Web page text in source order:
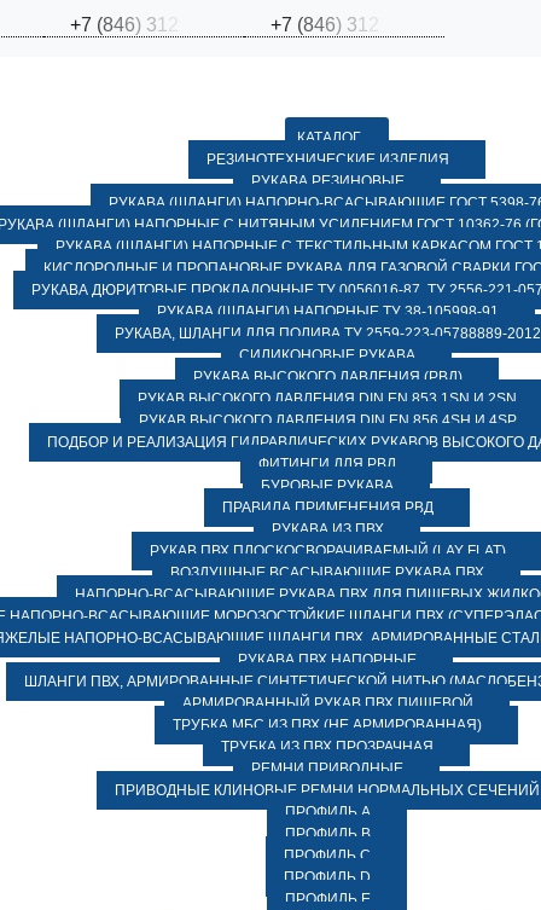
+7 (846) 31 +7 (846) 31
КАТАЛОГ
РЕЗИНОТЕХНИЧЕСКИЕ ИЗДЕЛИЯ
РУКАВА РЕЗИНОВЫЕ
РУКАВА (ШЛАНГИ) НАПОРНО-ВСАСЫВАЮЩИЕ ГОСТ 5398-
(ШЛАНГИ) НАПОРНЫЕ С НИТЯНЫМ УСИЛЕНИЕМ ГОСТ 10362-76
РУКАВА (ШЛАНГИ) НАПОРНЫЕ С ТЕКСТИЛЬНЫМ КАРКАСОМ ГОСТ
КИСЛОРОДНЫЕ И ПРОПАНОВЫЕ РУКАВА ДЛЯ ГАЗОВОЙ СВАРКИ
РУКАВА ДЮРИТОВЫЕ ПРОКЛАДОЧНЫЕ ТУ 0056016-87, ТУ 2556-221-
РУКАВА (ШЛАНГИ) НАПОРНЫЕ ТУ 38-105998-91
РУКАВА, ШЛАНГИ ДЛЯ ПОЛИВА ТУ 2559-223-05788889-2012
СИЛИКОНОВЫЕ РУКАВА
РУКАВА ВЫСОКОГО ДАВЛЕНИЯ (РВД)
РУКАВ ВЫСОКОГО ДАВЛЕНИЯ DIN EN 853 1SN И 2SN
РУКАВ ВЫСОКОГО ДАВЛЕНИЯ DIN EN 856 4SH И 4SP
ПОДБОР И РЕАЛИЗАЦИЯ ГИДРАВЛИЧЕСКИХ РУКАВОВ ВЫСОКОГО
ФИТИНГИ ДЛЯ РВД
БУРОВЫЕ РУКАВА
ПРАВИЛА ПРИМЕНЕНИЯ РВД
РУКАВА ИЗ ПВХ
РУКАВ ПВХ ПЛОСКОСВОРАЧИВАЕМЫЙ (LAY FLAT)
ВОЗДУШНЫЕ ВСАСЫВАЮЩИЕ РУКАВА ПВХ
НАПОРНО-ВСАСЫВАЮЩИЕ РУКАВА ПВХ ДЛЯ ПИЩЕВЫХ
НАПОРНО-ВСАСЫВАЮЩИЕ МОРОЗОСТОЙКИЕ ШЛАНГИ ПВХ
НАПОРНО-ВСАСЫВАЮЩИЕ ШЛАНГИ ПВХ, АРМИРОВАННЫЕ
РУКАВА ПВХ НАПОРНЫЕ
ШЛАНГИ ПВХ, АРМИРОВАННЫЕ СИНТЕТИЧЕСКОЙ НИТЬЮ
АРМИРОВАННЫЙ РУКАВ ПВХ ПИЩЕВОЙ
ТРУБКА МБС ИЗ ПВХ (НЕ АРМИРОВАННАЯ)
ТРУБКА ИЗ ПВХ ПРОЗРАЧНАЯ
РЕМНИ ПРИВОДНЫЕ
ПРИВОДНЫЕ КЛИНОВЫЕ РЕМНИ НОРМАЛЬНЫХ СЕЧЕНИЙ
ПРОФИЛЬ A
ПРОФИЛЬ B
ПРОФИЛЬ C
ПРОФИЛЬ D
ПРОФИЛЬ E